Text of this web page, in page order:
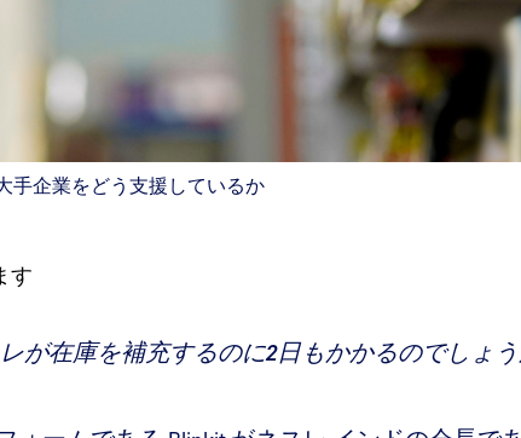
手企業をどう支援しているか
す
が在庫を補充するのに2日もかかるのでしょ